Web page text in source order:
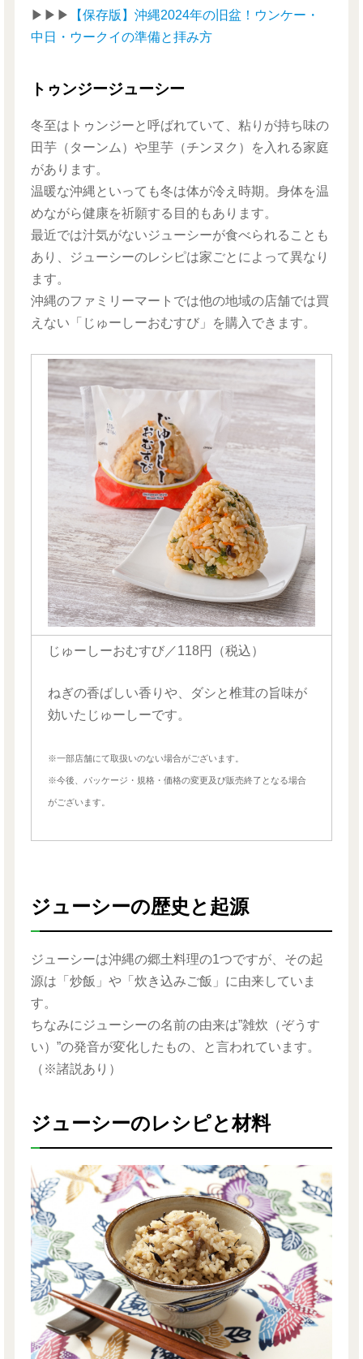
▶︎▶︎▶︎
【保存版】沖縄2024年の旧盆！ウンケー・
中日・ウークイの準備と拝み方
トゥンジージューシー
冬至はトゥンジーと呼ばれていて、粘りが持ち味の
田芋（ターンム）や里芋（チンヌク）を入れる家庭
があります。
温暖な沖縄といっても冬は体が冷え時期。身体を温
めながら健康を祈願する目的もあります。
最近では汁気がないジューシーが食べられることも
あり、ジューシーのレシピは家ごとによって異なり
ます。
沖縄のファミリーマートでは他の地域の店舗では買
えない「じゅーしーおむすび」を購入できます。
じゅーしーおむすび／118円（税込）
ねぎの香ばしい香りや、ダシと椎茸の旨味が
効いたじゅーしーです。
※一部店舗にて取扱いのない場合がございます。
※今後、パッケージ・規格・価格の変更及び販売終了となる場合
がございます。
ジューシーの歴史と起源
ジューシーは沖縄の郷土料理の1つですが、その起
源は「炒飯」や「炊き込みご飯」に由来していま
す。
ちなみにジューシーの名前の由来は”雑炊（ぞうす
い）”の発音が変化したもの、と言われています。
（※諸説あり）
ジューシーのレシピと材料